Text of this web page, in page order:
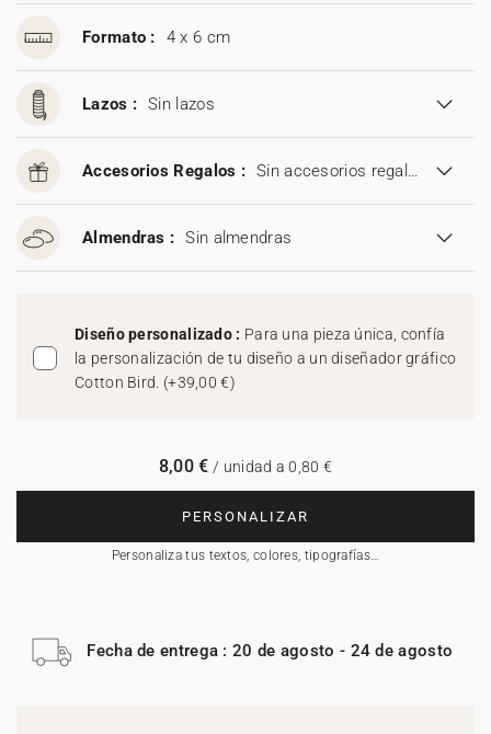
Formato : 4 x 6 cm
Lazos : Sin lazos
Accesorios Regalos : Sin accesorios regalos
Almendras : Sin almendras
Diseño personalizado : Para una pieza única, confía
la personalización de tu diseño a un diseñador gráfico
Cotton Bird. (+39,00 €)
PERSONALIZAR
Personaliza tus textos, colores, tipografías…
8,00 € / unidad a 0,80 €
Fecha de entrega : 20 de agosto - 24 de agosto